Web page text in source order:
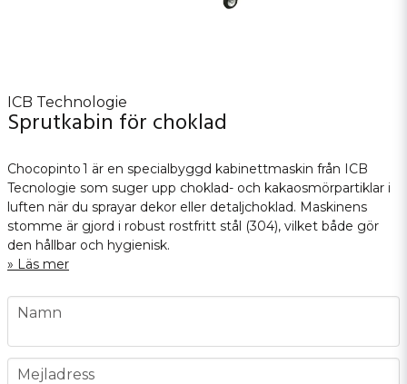
ICB Technologie
Sprutkabin för choklad
Chocopinto 1 är en specialbyggd kabinettmaskin från ICB
Tecnologie som suger upp choklad- och kakaosmörpartiklar i
luften när du sprayar dekor eller detaljchoklad. Maskinens
stomme är gjord i robust rostfritt stål (304), vilket både gör
den hållbar och hygienisk.
Läs mer
name
Namn
email
Mejladress